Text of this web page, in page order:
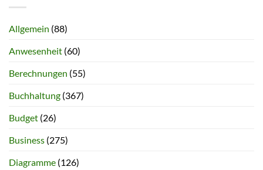
Allgemein (88)
Anwesenheit (60)
Berechnungen (55)
Buchhaltung (367)
Budget (26)
Business (275)
Diagramme (126)